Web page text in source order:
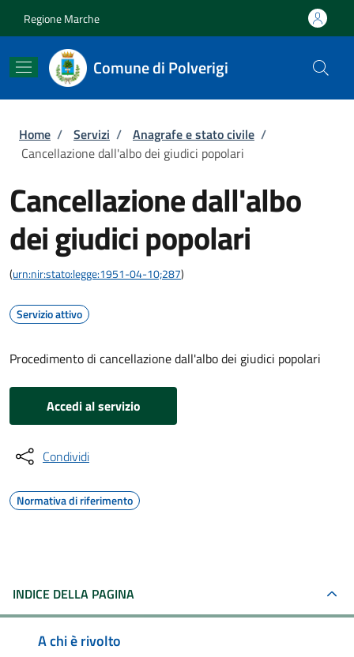
Regione Marche
Comune di Polverigi
Briciole di pane
Home / Servizi / Anagrafe e stato civile /
Cancellazione dall'albo dei giudici popolari
Cancellazione dall'albo
dei giudici popolari
(urn:nir:stato:legge:1951-04-10;287)
Servizio attivo
Procedimento di cancellazione dall'albo dei giudici popolari
Accedi al servizio
Condividi
Normativa di riferimento
INDICE DELLA PAGINA
A chi è rivolto